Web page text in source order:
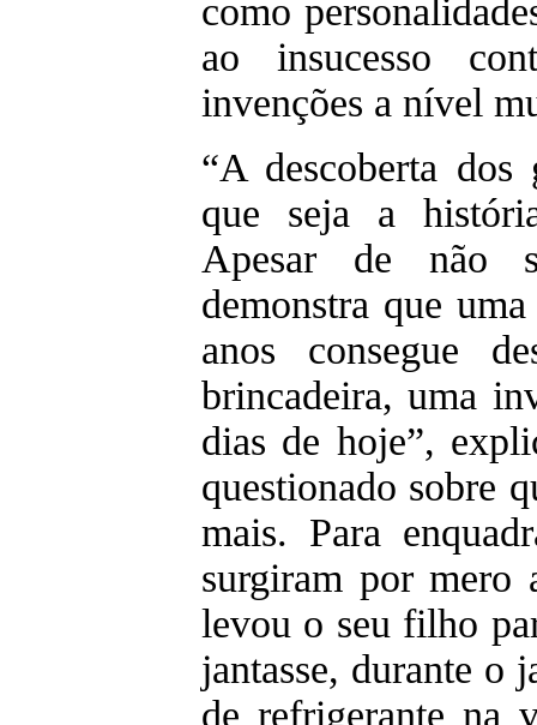
como
ao insucesso
invenções a nível
“A descoberta dos
que seja a
Apesar de não
demonstra que
anos consegue
brincadeira, uma
dias de hoje”,
questionado sobre
mais. Para
surgiram por mero
levou o seu filho
jantasse, durante o
de refrigerante na